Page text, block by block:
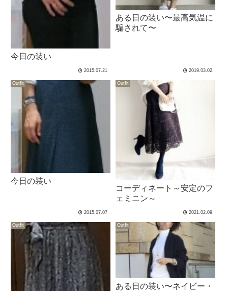
今日の装い
2015.07.21
ある日の装い〜最高気温に
騙されて〜
2019.03.02
Outfit
今日の装い
2015.07.07
Outfit
コーディネート～安定のフ
ェミニン～
2021.02.09
Outfit Outfit
ある日の装い〜ネイビー・